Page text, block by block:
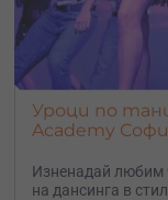
Уроци по
Academy
Изненадай любим
на дансинга в